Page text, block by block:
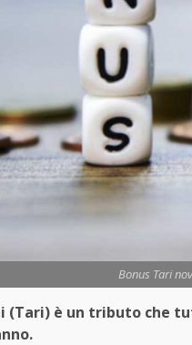
Bonus Tari
(Tari) è un tributo